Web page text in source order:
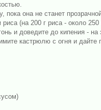
она не станет
(на 200 г риса - около
и доведите до кипения -
кастрюлю с огня и дайте